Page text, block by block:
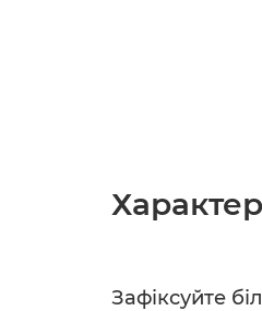
Зафіксуйте